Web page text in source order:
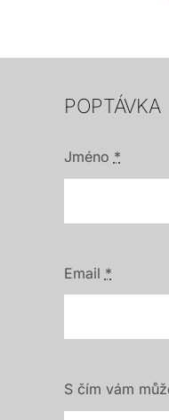
POPTÁVKA
Jméno *
Email *
S čím vám